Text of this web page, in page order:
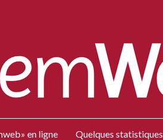
en ligne Quelques statistiques